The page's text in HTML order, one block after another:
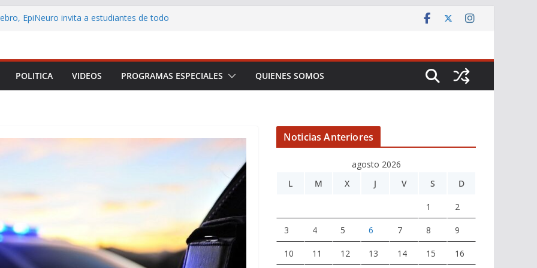
EpiNeuro invita a estudiantes de todo
y Parinacota realizó feria para
de la lactancia materna
POLITICA VIDEOS PROGRAMAS ESPECIALES QUIENES SOMOS
Noticias Anteriores
agosto 2026
L
M X J V S D
1 2
3 4 5 6 7 8 9
10 11 12 13 14 15 16